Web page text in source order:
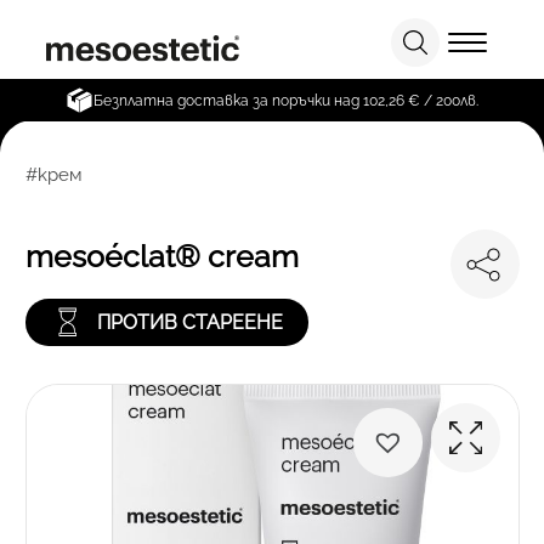
Безплатна доставка за поръчки над 102,26 € / 200лв.
#крем
mesoéclat® cream
ПРОТИВ СТАРЕЕНЕ